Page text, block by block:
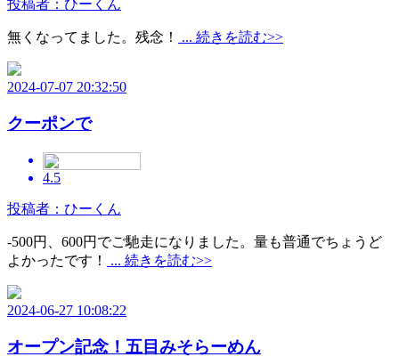
投稿者：ひーくん
無くなってました。残念！ ... 続きを読む>>
2024-07-07 20:32:50
クーポンで
4.5
投稿者：ひーくん
-500円、600円でご馳走になりました。量も普通でちょうど
よかったです！
... 続きを読む>>
2024-06-27 10:08:22
オープン記念！五目みそらーめん